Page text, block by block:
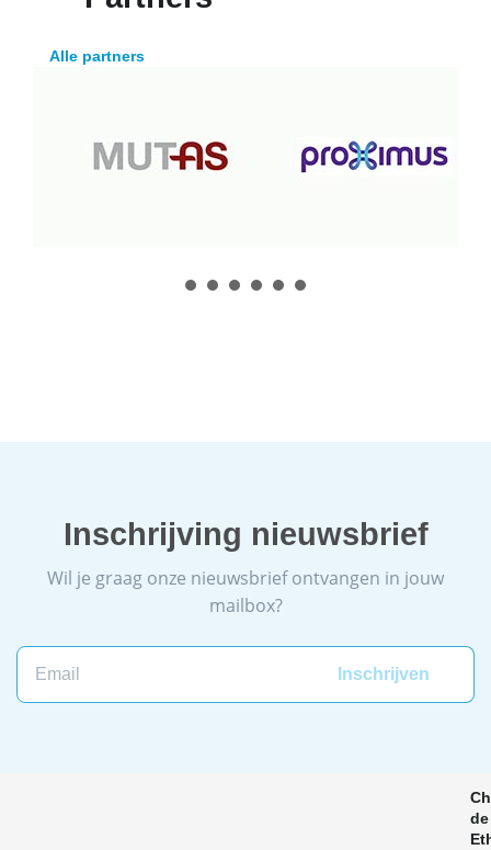
Alle partners
Inschrijving nieuwsbrief
Wil je graag onze nieuwsbrief ontvangen in jouw
mailbox?